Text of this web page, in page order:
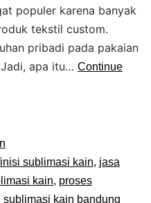
populer karena banyak
tekstil custom.
pribadi pada pakaian
apa itu… Continue
sublimasi kain, jasa
kain, proses
sublimasi kain bandung